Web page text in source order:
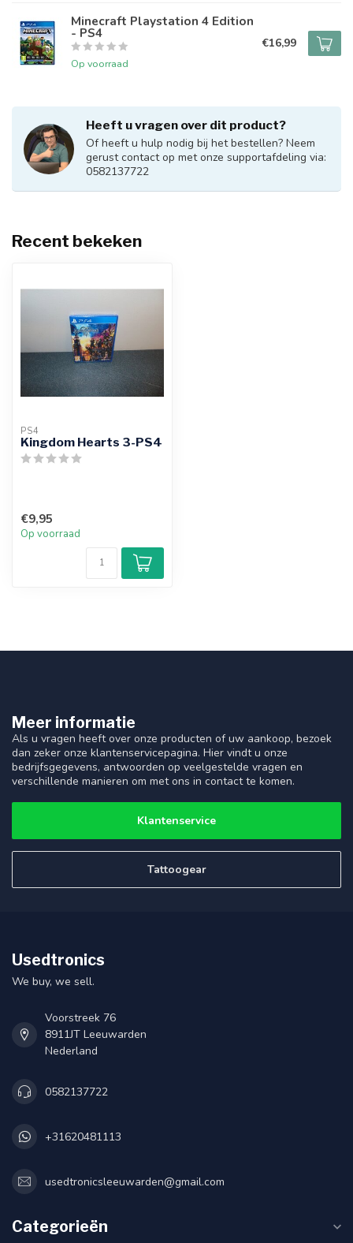
Minecraft Playstation 4 Edition
- PS4
Op voorraad
€16,99
Heeft u vragen over dit product?
Of heeft u hulp nodig bij het bestellen? Neem
gerust contact op met onze supportafdeling via:
0582137722
Recent bekeken
PS4
Kingdom Hearts 3-PS4
€9,95
Op voorraad
Meer informatie
Als u vragen heeft over onze producten of uw aankoop, bezoek
dan zeker onze klantenservicepagina. Hier vindt u onze
bedrijfsgegevens, antwoorden op veelgestelde vragen en
verschillende manieren om met ons in contact te komen.
Klantenservice
Tattoogear
Usedtronics
We buy, we sell.
Voorstreek 76
8911JT Leeuwarden
Nederland
0582137722
+31620481113
usedtronicsleeuwarden@gmail.com
Categorieën